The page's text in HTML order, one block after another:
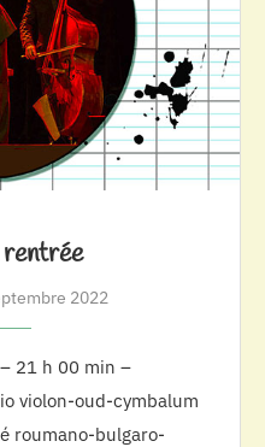
2022
21 h 00 min –
violon-oud-cymbalum
roumano-bulgaro-